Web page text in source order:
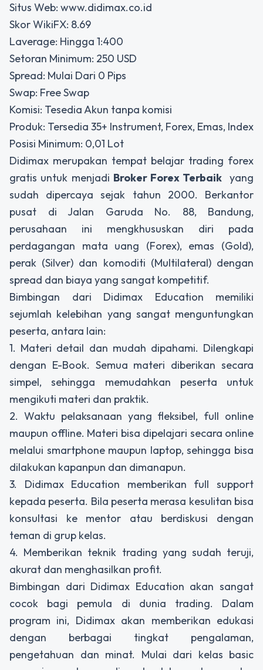
Situs Web: www.didimax.co.id
Skor WikiFX: 8.69
Laverage: Hingga 1:400
Setoran Minimum: 250 USD
Spread: Mulai Dari 0 Pips
Swap: Free Swap
Komisi: Tesedia Akun tanpa komisi
Produk: Tersedia 35+ Instrument, Forex, Emas, Index
Posisi Minimum: 0,01 Lot
Didimax merupakan tempat belajar trading forex
gratis untuk menjadi Broker Forex Terbaik yang
sudah dipercaya sejak tahun 2000. Berkantor
pusat di Jalan Garuda No. 88, Bandung,
perusahaan ini mengkhususkan diri pada
perdagangan mata uang (Forex), emas (Gold),
perak (Silver) dan komoditi (Multilateral) dengan
spread dan biaya yang sangat kompetitif.
Bimbingan dari Didimax Education memiliki
sejumlah kelebihan yang sangat menguntungkan
peserta, antara lain:
1. Materi detail dan mudah dipahami. Dilengkapi
dengan E-Book. Semua materi diberikan secara
simpel, sehingga memudahkan peserta untuk
mengikuti materi dan praktik.
2. Waktu pelaksanaan yang fleksibel, full online
maupun offline. Materi bisa dipelajari secara online
melalui smartphone maupun laptop, sehingga bisa
dilakukan kapanpun dan dimanapun.
3. Didimax Education memberikan full support
kepada peserta. Bila peserta merasa kesulitan bisa
konsultasi ke mentor atau berdiskusi dengan
teman di grup kelas.
4. Memberikan teknik trading yang sudah teruji,
akurat dan menghasilkan profit.
Bimbingan dari Didimax Education akan sangat
cocok bagi pemula di dunia trading. Dalam
program ini, Didimax akan memberikan edukasi
dengan berbagai tingkat pengalaman,
pengetahuan dan minat. Mulai dari kelas basic